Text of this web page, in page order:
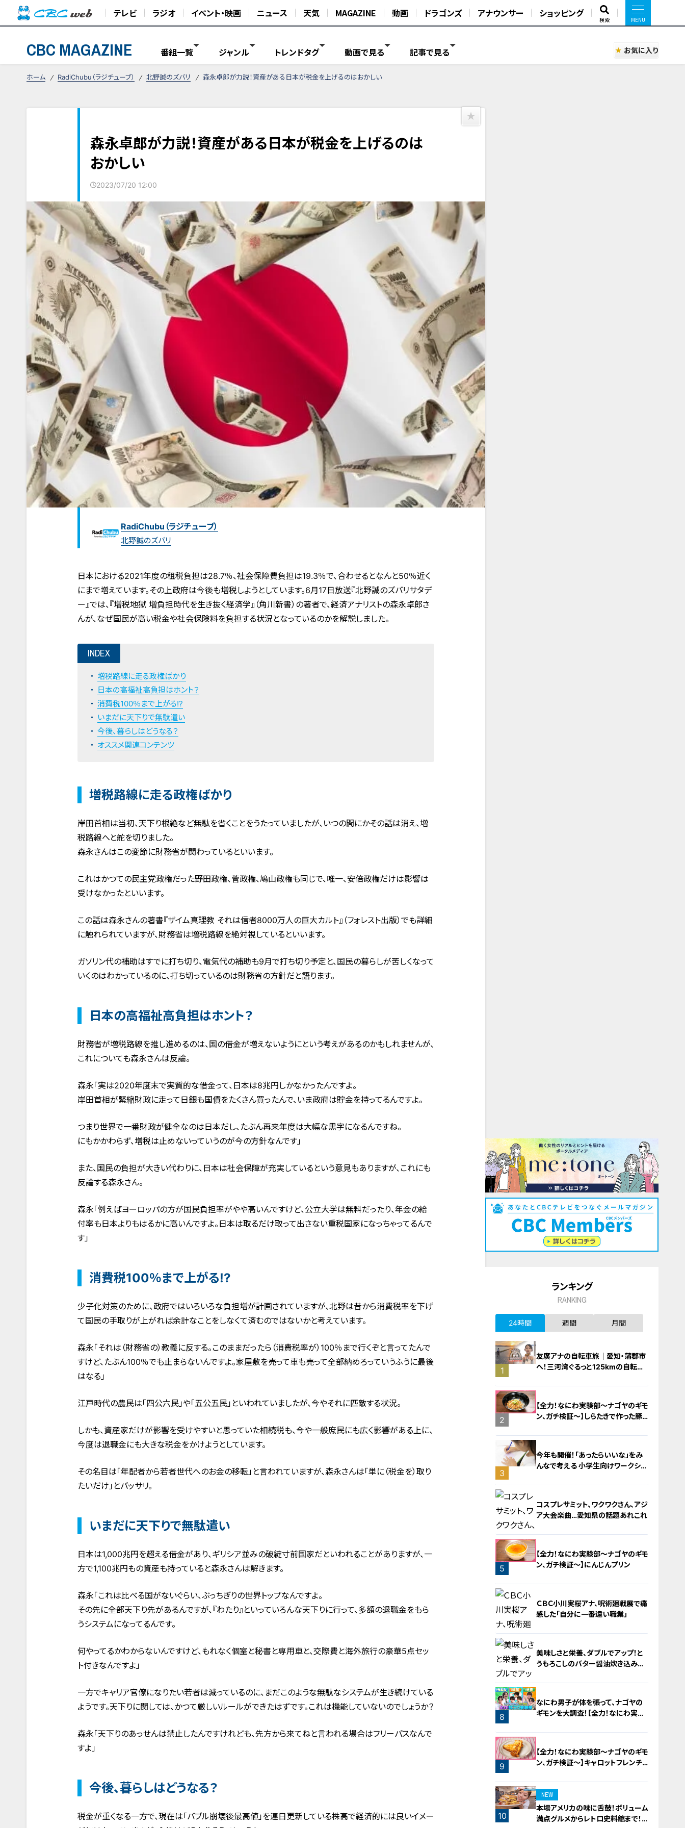
テレビ ラジオ イベント・映画 ニュース 天気 MAGAZINE 動画 ドラゴンズ アナウンサー ショッピング
検索
CBC MAGAZINE 番組一覧 ジャンル トレンドタグ 動画で見る 記事で見る お気に入り
ホーム RadiChubu（ラジチューブ） 北野誠のズバリ 森永卓郎が力説！資産がある日本が税金を上げるのはおかしい
森永卓郎が力説！資産がある日本が税金を上げるのは
おかしい
2023/07/20 12:00
RadiChubu（ラジチューブ）
北野誠のズバリ
日本における2021年度の租税負担は28.7％、社会保障費負担は19.3％で、合わせるとなんと50％近く
にまで増えています。その上政府は今後も増税しようとしています。6月17日放送『北野誠のズバリサタデ
ー』では、『増税地獄 増負担時代を生き抜く経済学』（角川新書）の著者で、経済アナリストの森永卓郎さ
んが、なぜ国民が高い税金や社会保険料を負担する状況となっているのかを解説しました。
INDEX
増税路線に走る政権ばかり
日本の高福祉高負担はホント？
消費税100％まで上がる!?
いまだに天下りで無駄遣い
今後、暮らしはどうなる？
オススメ関連コンテンツ
増税路線に走る政権ばかり
岸田首相は当初、天下り根絶など無駄を省くことをうたっていましたが、いつの間にかその話は消え、増
税路線へと舵を切りました。
森永さんはこの変節に財務省が関わっているといいます。
これはかつての民主党政権だった野田政権、菅政権、鳩山政権も同じで、唯一、安倍政権だけは影響は
受けなかったといいます。
この話は森永さんの著書『ザイム真理教 それは信者8000万人の巨大カルト』（フォレスト出版）でも詳細
に触れられていますが、財務省は増税路線を絶対視しているといいます。
ガソリン代の補助はすでに打ち切り、電気代の補助も9月で打ち切り予定と、国民の暮らしが苦しくなって
いくのはわかっているのに、打ち切っているのは財務省の方針だと語ります。
日本の高福祉高負担はホント？
財務省が増税路線を推し進めるのは、国の借金が増えないようにという考えがあるのかもしれませんが、
これについても森永さんは反論。
森永「実は2020年度末で実質的な借金って、日本は8兆円しかなかったんですよ。
岸田首相が緊縮財政に走って日銀も国債をたくさん買ったんで、いま政府は貯金を持ってるんですよ。
つまり世界で一番財政が健全なのは日本だし、たぶん再来年度は大幅な黒字になるんですね。
にもかかわらず、増税は止めないっていうのが今の方針なんです」
また、国民の負担が大きい代わりに、日本は社会保障が充実しているという意見もありますが、これにも
反論する森永さん。
森永「例えばヨーロッパの方が国民負担率がやや高いんですけど、公立大学は無料だったり、年金の給
付率も日本よりもはるかに高いんですよ。日本は取るだけ取って出さない重税国家になっちゃってるんで
す」
消費税100％まで上がる!?
少子化対策のために、政府ではいろいろな負担増が計画されていますが、北野は昔から消費税率を下げ
て国民の手取りが上がれば余計なことをしなくて済むのではないかと考えています。
森永「それは（財務省の）教義に反する。このままだったら（消費税率が）100％まで行くぞと言ってたんで
すけど、たぶん100％でも止まらないんですよ。家屋敷を売って車も売って全部納めろっていうふうに最後
はなる」
江戸時代の農民は「四公六民」や「五公五民」といわれていましたが、今やそれに匹敵する状況。
しかも、資産家だけが影響を受けやすいと思っていた相続税も、今や一般庶民にも広く影響がある上に、
今度は退職金にも大きな税金をかけようとしています。
その名目は「年配者から若者世代へのお金の移転」と言われていますが、森永さんは「単に（税金を）取り
たいだけ」とバッサリ。
いまだに天下りで無駄遣い
日本は1,000兆円を超える借金があり、ギリシア並みの破綻寸前国家だといわれることがありますが、一
方で1,100兆円もの資産も持っていると森永さんは解きます。
森永「これは比べる国がないぐらい、ぶっちぎりの世界トップなんですよ。
その先に全部天下り先があるんですが、『わたり』といっていろんな天下りに行って、多額の退職金をもら
うシステムになってるんです。
何やってるかわからないんですけど、もれなく個室と秘書と専用車と、交際費と海外旅行の豪華5点セッ
ト付きなんですよ」
一方でキャリア官僚になりたい若者は減っているのに、まだこのような無駄なシステムが生き続けている
ようです。天下りに関しては、かつて厳しいルールができたはずです。これは機能していないのでしょうか？
森永「天下りのあっせんは禁止したんですけれども、先方から来てねと言われる場合はフリーパスなんで
すよ」
今後、暮らしはどうなる？
税金が重くなる一方で、現在は「バブル崩壊後最高値」を連日更新している株高で経済的には良いイメー
ランキング
RANKING
24時間 週間 月間
1
友廣アナの自転車旅｜愛知・蒲郡市
へ！三河湾ぐるっと125kmの自転車
2
【全力！なにわ実験部～ナゴヤのギモ
ン、ガチ検証～】しらたきで作った豚
3
今年も開催！「あったらいいな」をみ
んなで考える 小学生向けワークショ
4
コスプレサミット、ワクワクさん、アジ
ア大会楽曲…愛知県の話題あれこれ
5
【全力！なにわ実験部～ナゴヤのギモ
ン、ガチ検証～】にんじんプリン
6
ＣＢＣ小川実桜アナ、呪術廻戦展で痛
感した「自分に一番遠い職業」
7
美味しさと栄養、ダブルでアップ！と
うもろこしのバター醤油炊き込みご
8
なにわ男子が体を張って、ナゴヤの
ギモンを大調査！【全力！なにわ実験
9
【全力！なにわ実験部～ナゴヤのギモ
ン、ガチ検証～】キャロットフレンチ
10
NEW
本場アメリカの味に舌鼓！ボリューム
満点グルメからレトロ史料館まで！